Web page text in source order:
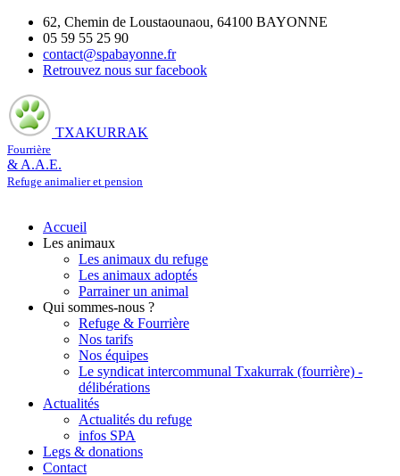
62, Chemin de Loustaounaou, 64100 BAYONNE
05 59 55 25 90
contact@spabayonne.fr
Retrouvez nous sur facebook
TXAKURRAK
Fourrière
& A.A.E.
Refuge animalier et pension
Accueil
Les animaux
Les animaux du refuge
Les animaux adoptés
Parrainer un animal
Qui sommes-nous ?
Refuge & Fourrière
Nos tarifs
Nos équipes
Le syndicat intercommunal Txakurrak (fourrière) -
délibérations
Actualités
Actualités du refuge
infos SPA
Legs & donations
Contact